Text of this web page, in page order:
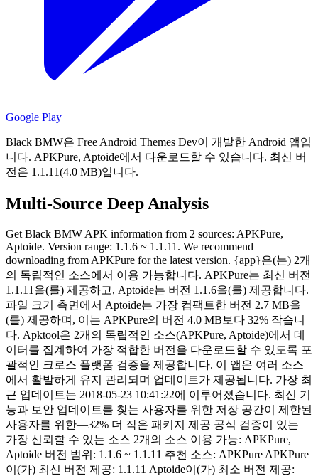
Google Play
Black BMW은 Free Android Themes Dev이 개발한 Android 앱입
니다. APKPure, Aptoide에서 다운로드할 수 있습니다. 최신 버
전은 1.1.11(4.0 MB)입니다.
Multi-Source Deep Analysis
Get Black BMW APK information from 2 sources: APKPure,
Aptoide. Version range: 1.1.6 ~ 1.1.11. We recommend
downloading from APKPure for the latest version. {app}은(는) 2개
의 독립적인 소스에서 이용 가능합니다. APKPure는 최신 버전
1.1.11을(를) 제공하고, Aptoide는 버전 1.1.6을(를) 제공합니다.
파일 크기 측면에서 Aptoide는 가장 컴팩트한 버전 2.7 MB을
(를) 제공하며, 이는 APKPure의 버전 4.0 MB보다 32% 작습니
다. Apktool은 2개의 독립적인 소스(APKPure, Aptoide)에서 데
이터를 집계하여 가장 적합한 버전을 다운로드할 수 있도록 포
괄적인 크로스 플랫폼 검증을 제공합니다. 이 앱은 여러 소스
에서 활발하게 유지 관리되며 업데이트가 제공됩니다. 가장 최
근 업데이트는 2018-05-23 10:41:22에 이루어졌습니다. 최신 기
능과 보안 업데이트를 찾는 사용자를 위한 저장 공간이 제한된
사용자를 위한—32% 더 작은 패키지 제공 공식 검증이 있는
가장 신뢰할 수 있는 소스 2개의 소스 이용 가능: APKPure,
Aptoide 버전 범위: 1.1.6 ~ 1.1.11 추천 소스: APKPure APKPure
이(가) 최신 버전 제공: 1.1.11 Aptoide이(가) 최소 버전 제공: